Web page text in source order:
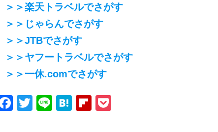
＞＞楽天トラベルでさがす
＞＞じゃらんでさがす
＞＞JTBでさがす
＞＞ヤフートラベルでさがす
＞＞一休.comでさがす
Facebook
Twitter
LineHatenaFlipboard